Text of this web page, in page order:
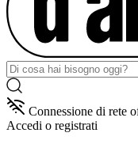
Connessione di rete
Accedi o registrati